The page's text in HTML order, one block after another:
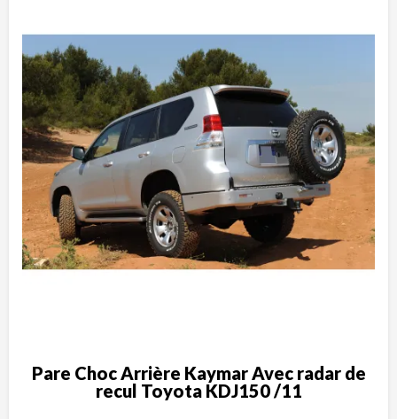
Pare Choc Arrière Kaymar Avec radar de
recul Toyota KDJ150 /11